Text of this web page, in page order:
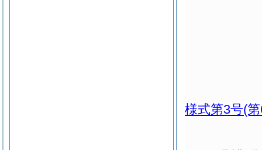
様式第3号(